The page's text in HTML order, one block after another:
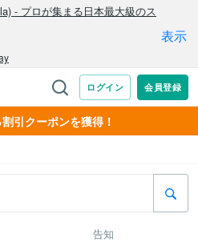
引クーポンを獲得！
告知